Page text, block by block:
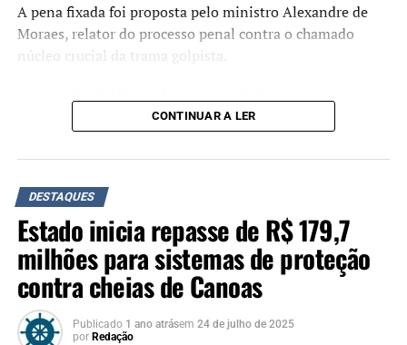
A pena fixada foi proposta pelo ministro Alexandre de
Moraes, relator do processo penal contra o chamado
núcleo crucial da trama golpista.
Flávio Dino, Cármen Lúcia e Cristiano Zanin. O ministro
durante o julgamento, não votou.
Crimes
Organização criminosa: 7 anos e 7 meses.
Abolição violenta do Estado Democrático de
Direito: 6 anos e 6 meses.
Golpe de Estado: 8 anos e 2 meses.
CONTINUAR A LER
DESTAQUES
Estado inicia repasse de R$ 179,7
milhões para sistemas de proteção
contra cheias de Canoas
Publicado 1 ano atrásem 24 de julho de 2025
por Redação